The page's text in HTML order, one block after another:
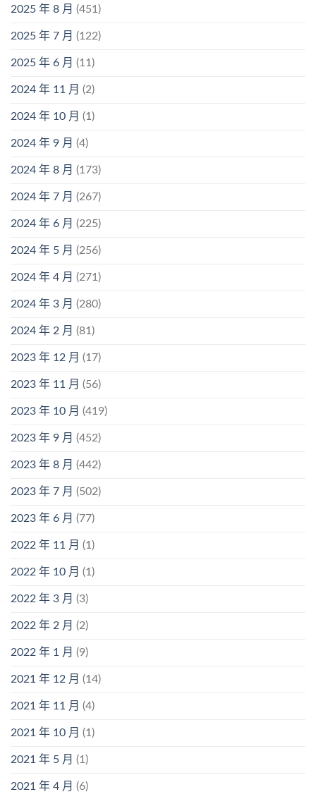
2025 年 8 月 (451)
2025 年 7 月 (122)
2025 年 6 月 (11)
2024 年 11 月 (2)
2024 年 10 月 (1)
2024 年 9 月 (4)
2024 年 8 月 (173)
2024 年 7 月 (267)
2024 年 6 月 (225)
2024 年 5 月 (256)
2024 年 4 月 (271)
2024 年 3 月 (280)
2024 年 2 月 (81)
2023 年 12 月 (17)
2023 年 11 月 (56)
2023 年 10 月 (419)
2023 年 9 月 (452)
2023 年 8 月 (442)
2023 年 7 月 (502)
2023 年 6 月 (77)
2022 年 11 月 (1)
2022 年 10 月 (1)
2022 年 3 月 (3)
2022 年 2 月 (2)
2022 年 1 月 (9)
2021 年 12 月 (14)
2021 年 11 月 (4)
2021 年 10 月 (1)
2021 年 5 月 (1)
2021 年 4 月 (6)